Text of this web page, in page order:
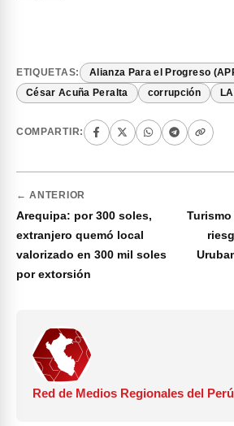
ETIQUETAS: Alianza Para el Progreso
César Acuña Peralta corrupción
COMPARTIR:
← ANTERIOR
Arequipa: por 300 soles,
extranjero quemó local
valorizado en 300 mil soles
por extorsión
Red de Medios Regionales del Perú